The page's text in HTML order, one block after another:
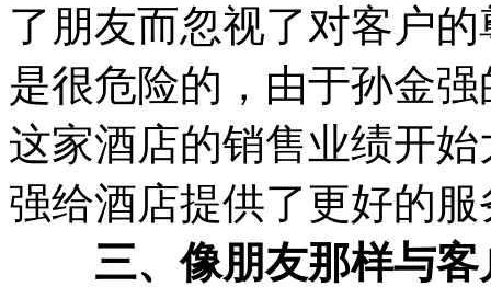
了朋友而忽视了对客户
是很危险的，由于孙金
这家酒店的销售业绩开
强给酒店提供了更好的服
三、像朋友那样与客